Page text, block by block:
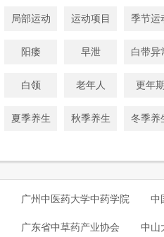
局部运动 运动项目 季节运
阳痿 早泄 白带异
白领 老年人 更年
夏季养生 秋季养生 冬季养
广州中医药大学中药学院 中
广东省中草药产业协会 中山